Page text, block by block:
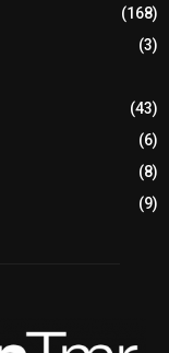
(168)
(3)
(43)
(6)
(8)
(9)